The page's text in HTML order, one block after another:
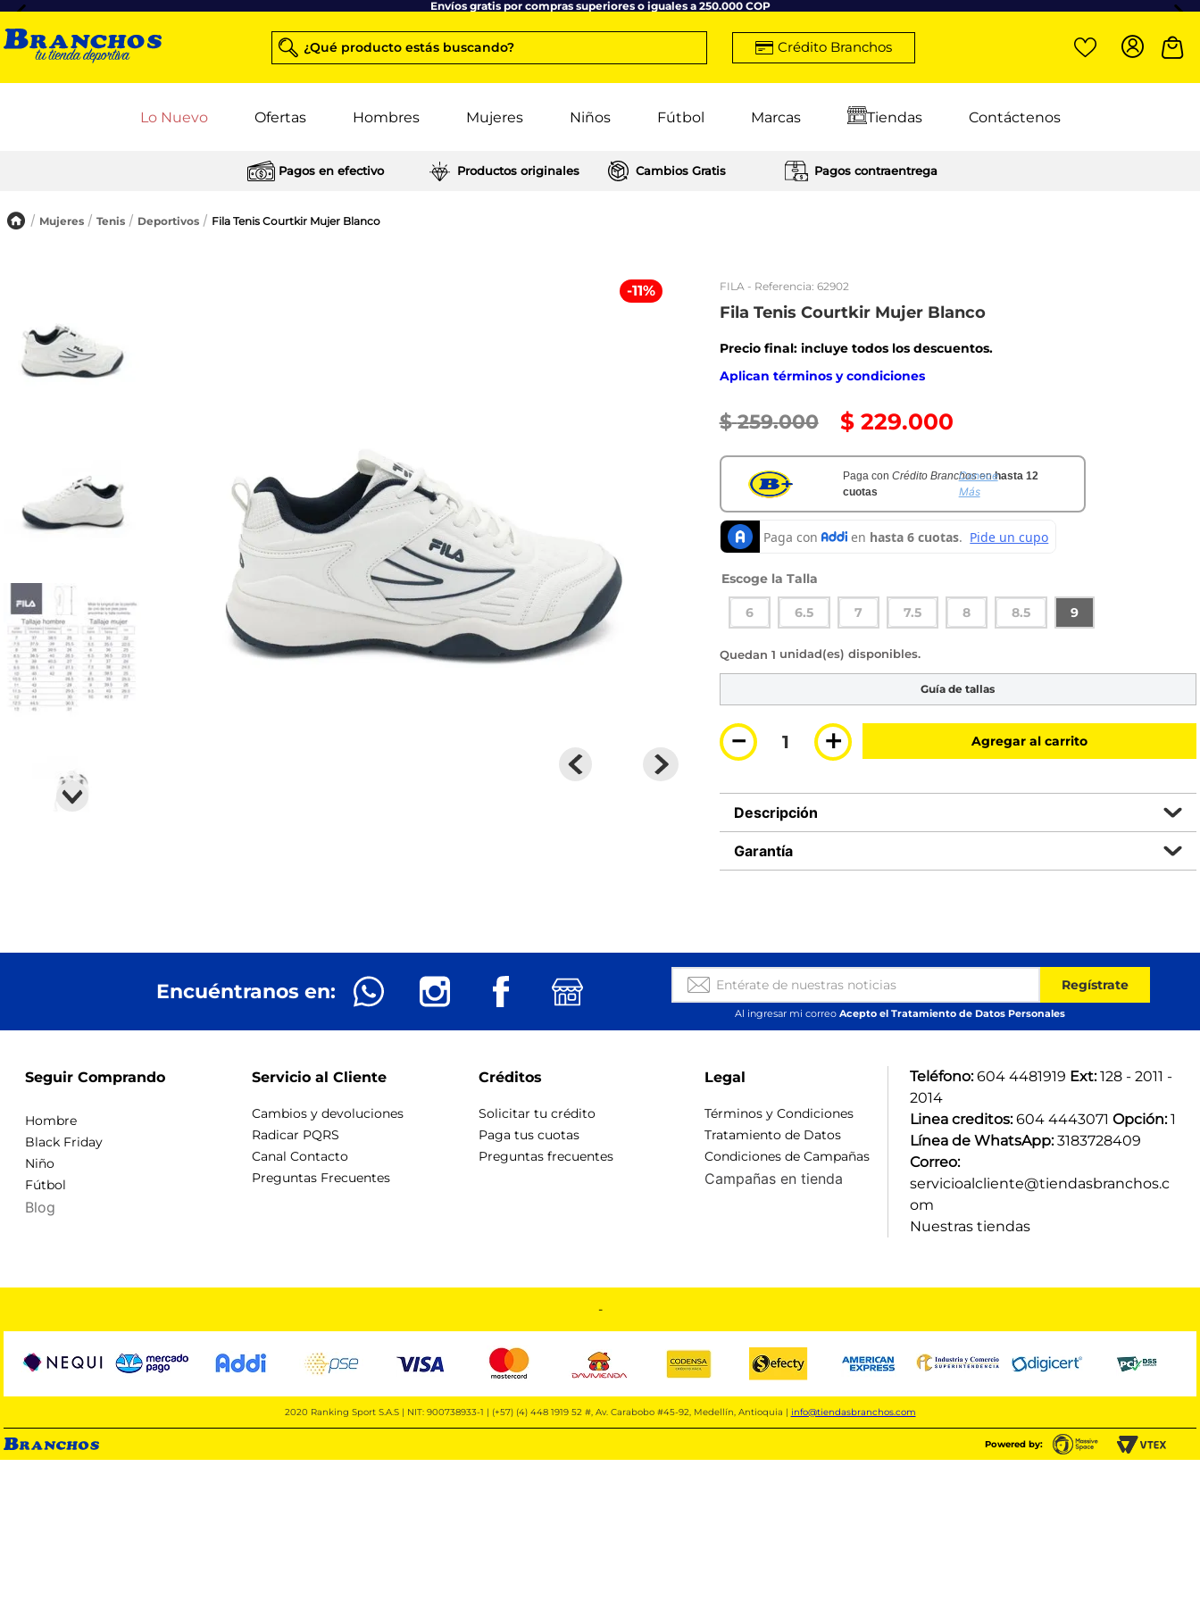
Envíos gratis por compras superiores o iguales a 250.000 COP
¿Qué producto estás buscando? Crédito Branchos
Lo Nuevo Ofertas Hombres Mujeres Niños Fútbol Marcas Tiendas Contáctenos
Pagos en efectivo Productos originales Cambios Gratis Pagos contraentrega
Mujeres Tenis Deportivos Fila Tenis Courtkir Mujer Blanco
-11% FILA- Referencia: 62902
Fila Tenis Courtkir Mujer Blanco
Precio final: incluye todos los descuentos.
Aplican términos y condiciones
$ 259.000 $ 229.000
Paga con Crédito Branchosenhasta 12
cuotas
Conoce
Más
Talla
6 6.5 7 7.5 8 8.5 9
1 disponible
Guía de tallas
＋
－ Agregar al carrito
Descripción
Garantía
Encuéntranos en: Regístrate
Al ingresar mi correo Acepto el Tratamiento de Datos Personales
Seguir Comprando
Hombre
Black Friday
Niño
Fútbol
Blog
Servicio al Cliente
Cambios y devoluciones
Radicar PQRS
Canal Contacto
Preguntas Frecuentes
Créditos
Solicitar tu crédito
Paga tus cuotas
Preguntas frecuentes
Legal
Términos y Condiciones
Tratamiento de Datos
Condiciones de Campañas
Campañas en tienda
Teléfono: 604 4481919 Ext: 128 - 2011 -
2014
Linea creditos: 604 4443071 Opción: 1
Línea de WhatsApp: 3183728409
Correo:
servicioalcliente@tiendasbranchos.c
om
Nuestras tiendas
-
2020 Ranking Sport S.A.S | NIT: 900738933-1 | (+57) (4) 448 1919 52 #, Av. Carabobo #45-92, Medellín, Antioquia | info@tiendasbranchos.com
Powered by: